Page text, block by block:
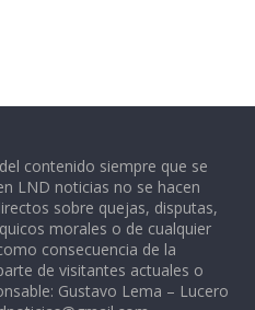
contenido siempre que se
LND noticias no se hacen
sobre quejas, disputas,
morales o de cualquier
consecuencia de la
de visitantes actuales o
Gustavo Lema – Lucero